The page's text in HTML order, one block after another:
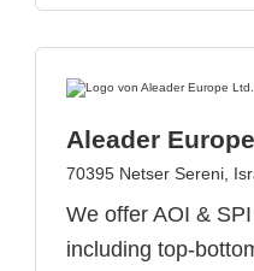
Aleader
70395 Netser Sereni,
We offer AOI &
including top-